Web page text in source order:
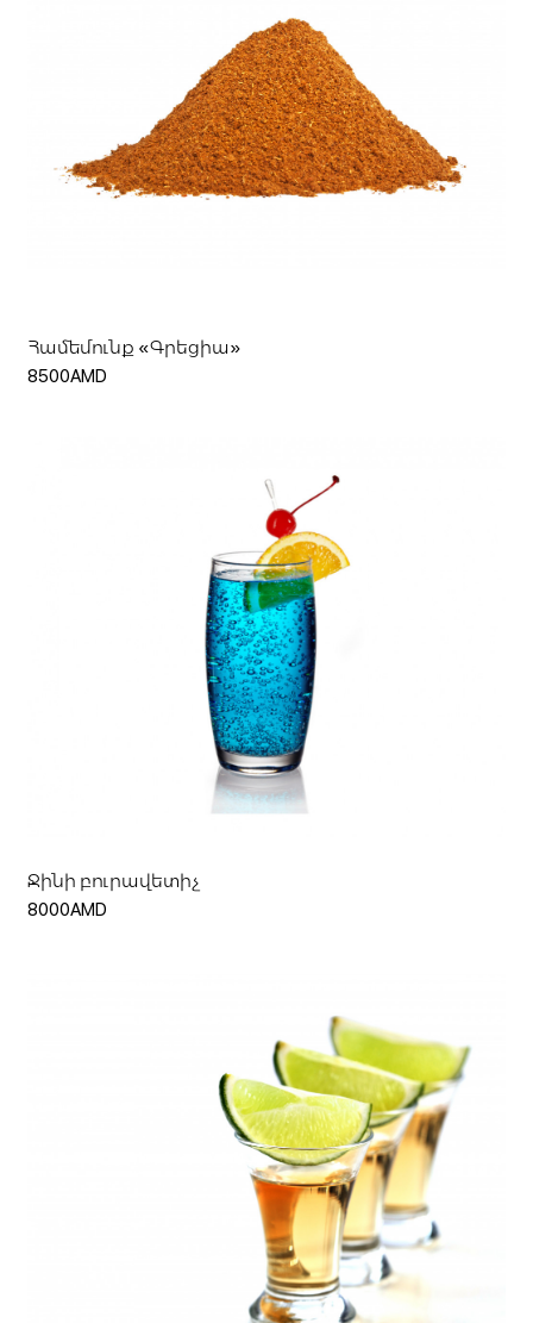
Մուտք Գրանցվել
Կամ
Համեմունք «Գրեցիա»
8500AMD
Ջինի բուրավետիչ
8000AMD
Ավելացնել զամբյուղ
Ավելացնել զամբյուղ